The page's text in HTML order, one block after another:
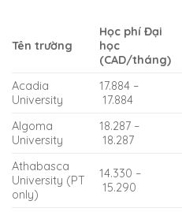
Tên trường
Học phí Đại
học
(CAD/tháng)
Acadia
University
17.884 –
17.884
Algoma
University
18.287 –
18.287
Athabasca
University (PT
only)
14.330 –
15.290